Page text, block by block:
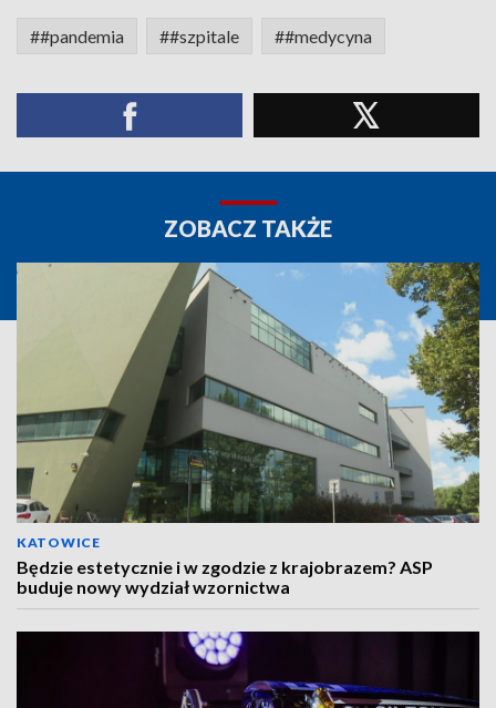
##pandemia ##szpitale ##medycyna
ZOBACZ TAKŻE
KATOWICE
Będzie estetycznie i w zgodzie z krajobrazem? ASP
buduje nowy wydział wzornictwa